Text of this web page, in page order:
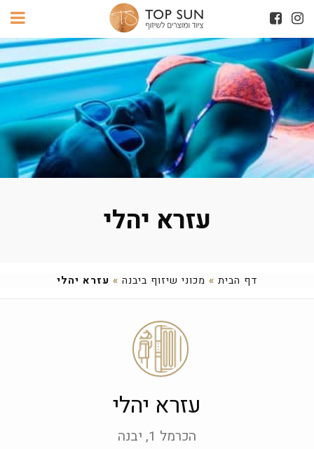
עזרא יהלי
דף הבית » מכוני שיזוף ביבנה » עזרא יהלי
עזרא יהלי
הכרמל 1, יבנה